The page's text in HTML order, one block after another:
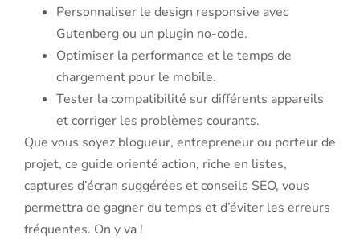
Personnaliser le design responsive avec
Gutenberg ou un plugin no-code.
Optimiser la performance et le temps de
chargement pour le mobile.
Tester la compatibilité sur différents appareils
et corriger les problèmes courants.
Que vous soyez blogueur, entrepreneur ou porteur de
projet, ce guide orienté action, riche en listes,
captures d’écran suggérées et conseils SEO, vous
permettra de gagner du temps et d’éviter les erreurs
fréquentes. On y va !